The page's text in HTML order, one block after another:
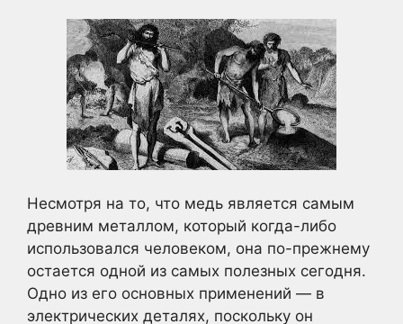
Несмотря на то, что медь является самым
древним металлом, который когда-либо
использовался человеком, она по-прежнему
остается одной из самых полезных сегодня.
Одно из его основных применений — в
электрических деталях, поскольку он